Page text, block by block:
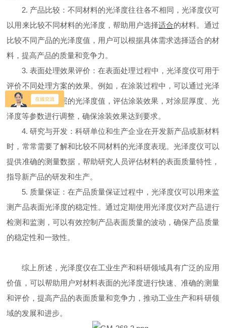
2. 产品比较：不同材料的光泽度往往各不相同，光泽度仪可
以用来比较不同材料的光泽度，帮助用户选择适合的材料。通过
比较不同产品的光泽度值，用户可以根据具体需求选择适合的材
料，提高产品的质量和竞争力。
3. 表面处理效果评价：在表面处理过程中，光泽度仪可用于
评价不同处理方案的效果。例如，在涂装过程中，可以通过光泽
度仪测量得到涂层的光泽度值，评估涂装效果，对涂层厚度、光
泽度等参数进行调整，确保涂装效果达到要求。
4. 研究与开发：科研单位和生产企业在开发新产品或新材料
时，常常需要了解和比较不同材料的光泽度表现。光泽度仪可以
提供准确的测量数据，帮助研究人员评估材料的表面质量特性，
指导新产品的研发和生产。
5. 质量保证：在产品质量保证过程中，光泽度仪可以用来监
测产品表面光泽度的稳定性。通过定期使用光泽度仪对产品进行
检测和监测，可以有效控制产品表面质量的波动，确保产品质量
的稳定性和一致性。
综上所述，光泽度仪在工业生产和科研领域具有广泛的应用
价值，可以帮助用户对材料表面的光泽度进行快速、准确的测量
和评价，提高产品的表面质量和竞争力，推动工业生产和科研领
域的发展和进步。